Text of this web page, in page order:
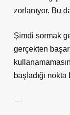
zorlanıyor. Bu
Şimdi sormak
gerçekten
başladığı nokta
—